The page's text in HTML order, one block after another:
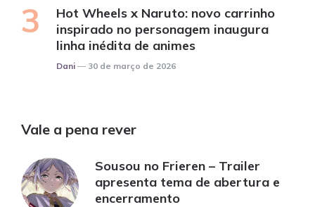
Hot Wheels x Naruto: novo carrinho
inspirado no personagem inaugura
linha inédita de animes
Posted
Dani 30 de março de 2026
Vale a pena rever
Sousou no Frieren – Trailer
apresenta tema de abertura e
encerramento